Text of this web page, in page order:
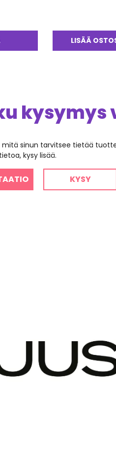
LISÄÄ
kysymys
mitä sinun tarvitsee tietää
kysy lisää.
KYSY